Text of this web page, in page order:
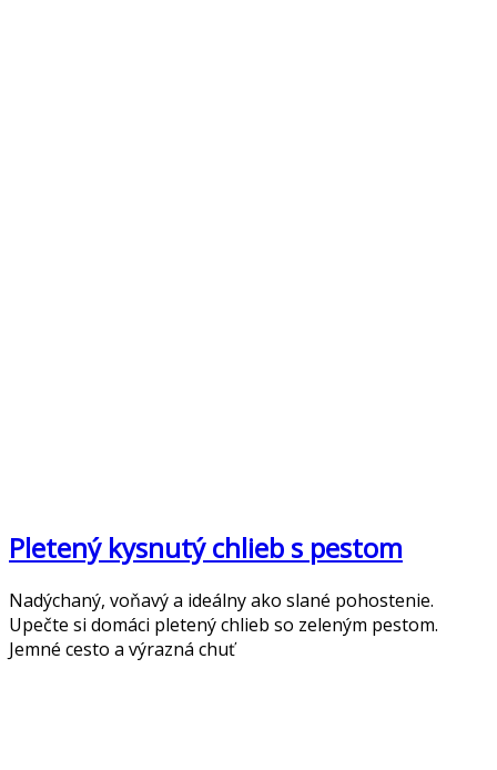
Pletený kysnutý chlieb s pestom
Nadýchaný, voňavý a ideálny ako slané pohostenie.
Upečte si domáci pletený chlieb so zeleným pestom.
Jemné cesto a výrazná chuť